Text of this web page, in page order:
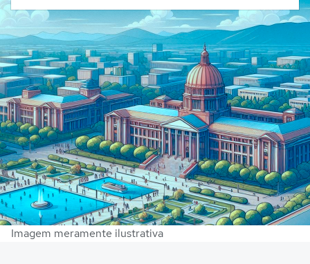
Imagem meramente ilustrativa